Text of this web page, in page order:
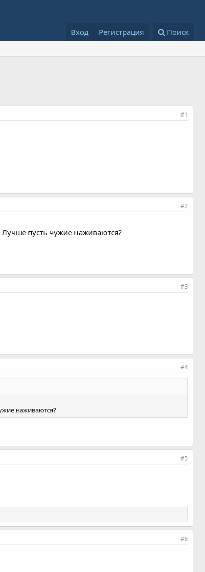
Вход Регистрация Поиск
#1
#2
Лучше пусть чужие наживаются?
#3
#4
наживаются?
#5
#6